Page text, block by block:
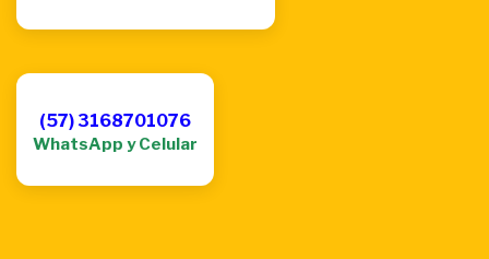
(57) 3168701076
WhatsApp y Celular